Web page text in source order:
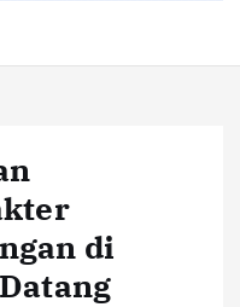
di